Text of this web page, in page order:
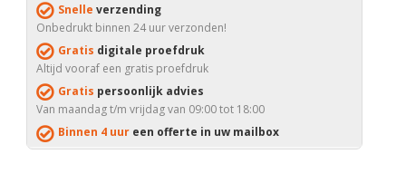
Snelle verzending
Onbedrukt binnen 24 uur verzonden!
Gratis digitale proefdruk
Altijd vooraf een gratis proefdruk
Gratis persoonlijk advies
Van maandag t/m vrijdag van 09:00 tot 18:00
Binnen 4 uur een offerte in uw mailbox